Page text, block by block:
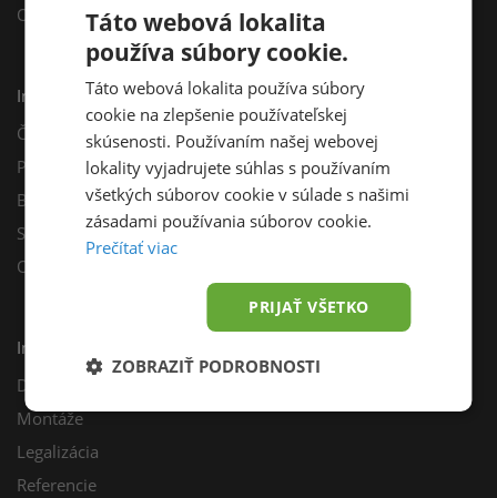
Odberné miesta
Informácie
Často kladené otázky
Poradňa
Blog
Sprievodca výberom fotovoltiky
Odporúčací program
Inštalácie
Dotácie
Montáže
Legalizácia
Referencie
Táto webová lokalita
používa súbory cookie.
Táto webová lokalita používa súbory
cookie na zlepšenie používateľskej
skúsenosti. Používaním našej webovej
lokality vyjadrujete súhlas s používaním
všetkých súborov cookie v súlade s našimi
zásadami používania súborov cookie.
Prečítať viac
PRIJAŤ VŠETKO
ZOBRAZIŤ PODROBNOSTI